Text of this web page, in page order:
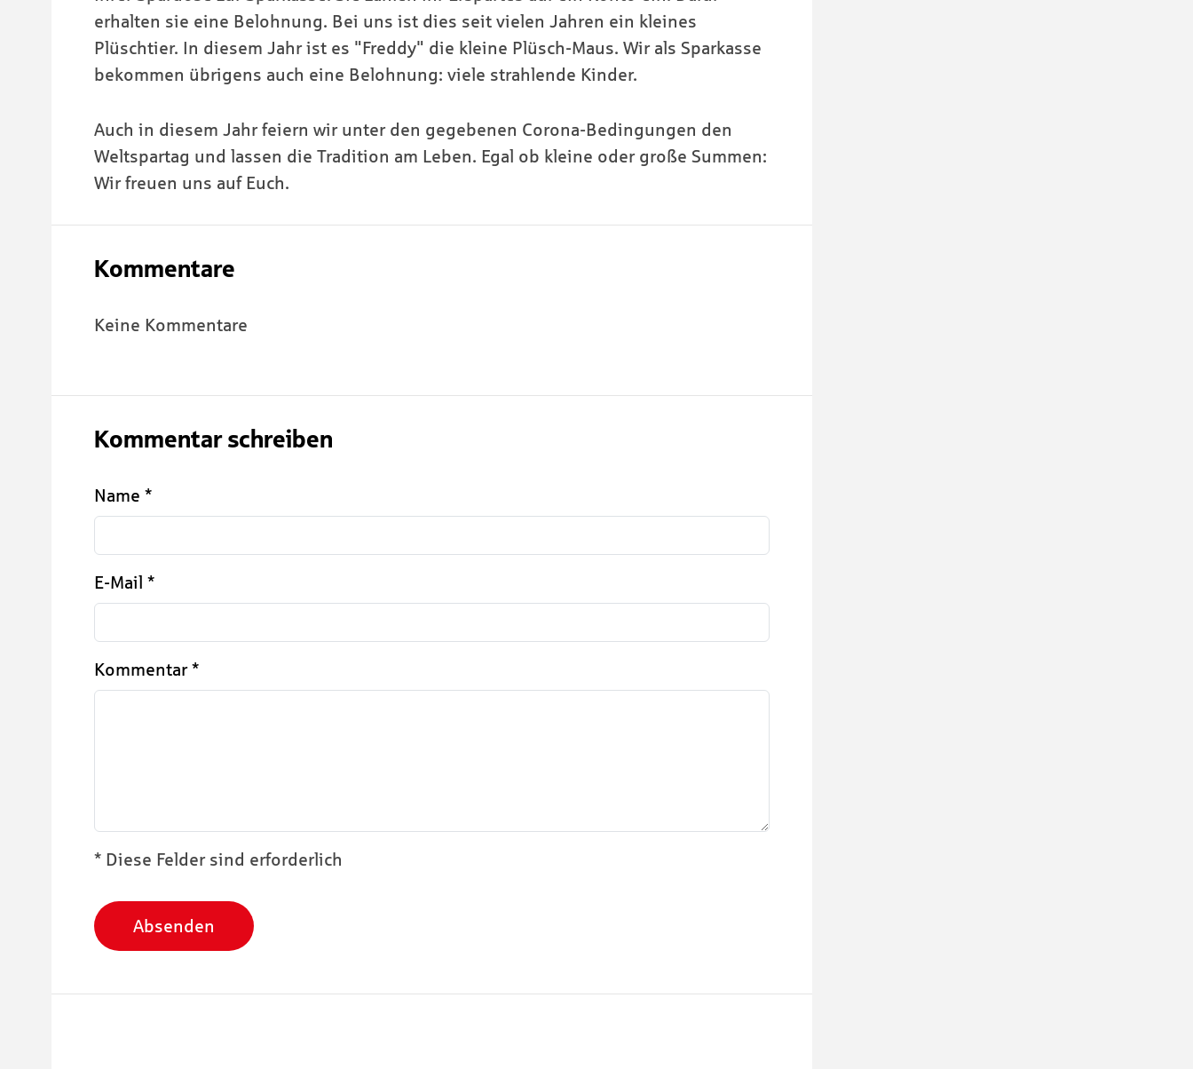
erhalten sie eine Belohnung. Bei uns ist dies seit vielen Jahren ein kleines
Plüschtier. In diesem Jahr ist es "Freddy" die kleine Plüsch-Maus. Wir als Sparkasse
bekommen übrigens auch eine Belohnung: viele strahlende Kinder.
Auch in diesem Jahr feiern wir unter den gegebenen Corona-Bedingungen den
Weltspartag und lassen die Tradition am Leben. Egal ob kleine oder große Summen:
Wir freuen uns auf Euch.
Kommentare
Keine Kommentare
Kommentar schreiben
Name *
E-Mail *
Kommentar*
* Diese Felder sind erforderlich
Absenden